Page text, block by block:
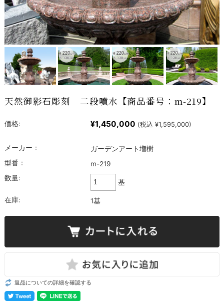
天然御影石彫刻 二段噴水【商品番号：m-219】
価格: ¥1,450,000 (税込 ¥1,595,000)
メーカー：
ガーデンアート増樹
型番：
m-219
数量:
基
在庫: 1基
返品についての詳細を確認する